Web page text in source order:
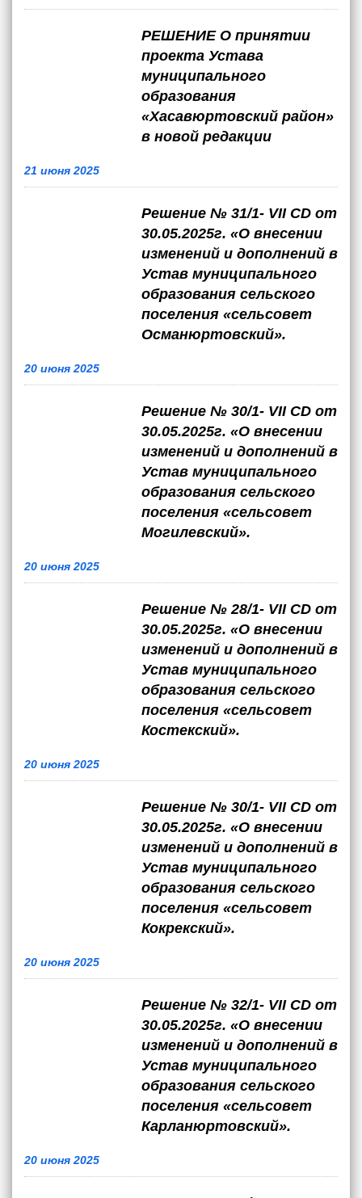
РЕШЕНИЕ О принятии
проекта Устава
муниципального
образования
«Хасавюртовский район»
в новой редакции
21 июня 2025
Решение № 31/1- VII CD от
30.05.2025г. «О внесении
изменений и дополнений в
Устав муниципального
образования сельского
поселения «сельсовет
Османюртовский».
20 июня 2025
Решение № 30/1- VII CD от
30.05.2025г. «О внесении
изменений и дополнений в
Устав муниципального
образования сельского
поселения «сельсовет
Могилевский».
20 июня 2025
Решение № 28/1- VII CD от
30.05.2025г. «О внесении
изменений и дополнений в
Устав муниципального
образования сельского
поселения «сельсовет
Костекский».
20 июня 2025
Решение № 30/1- VII CD от
30.05.2025г. «О внесении
изменений и дополнений в
Устав муниципального
образования сельского
поселения «сельсовет
Кокрекский».
20 июня 2025
Решение № 32/1- VII CD от
30.05.2025г. «О внесении
изменений и дополнений в
Устав муниципального
образования сельского
поселения «сельсовет
Карланюртовский».
20 июня 2025